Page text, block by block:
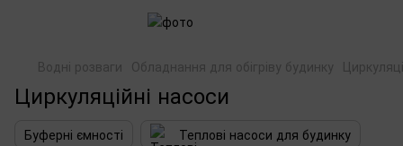
Водні розваги Обладнання для обігріву будинку
Циркуляційні насоси
Буферні ємності
Теплові насоси для будинку